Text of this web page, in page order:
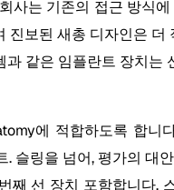
사는 기존의 접근 방식
진보된 새총 디자인은
같은 임플란트 장치
에 적합하도록 합
슬링을 넘어, 평가의
째 선 장치 포함합니다